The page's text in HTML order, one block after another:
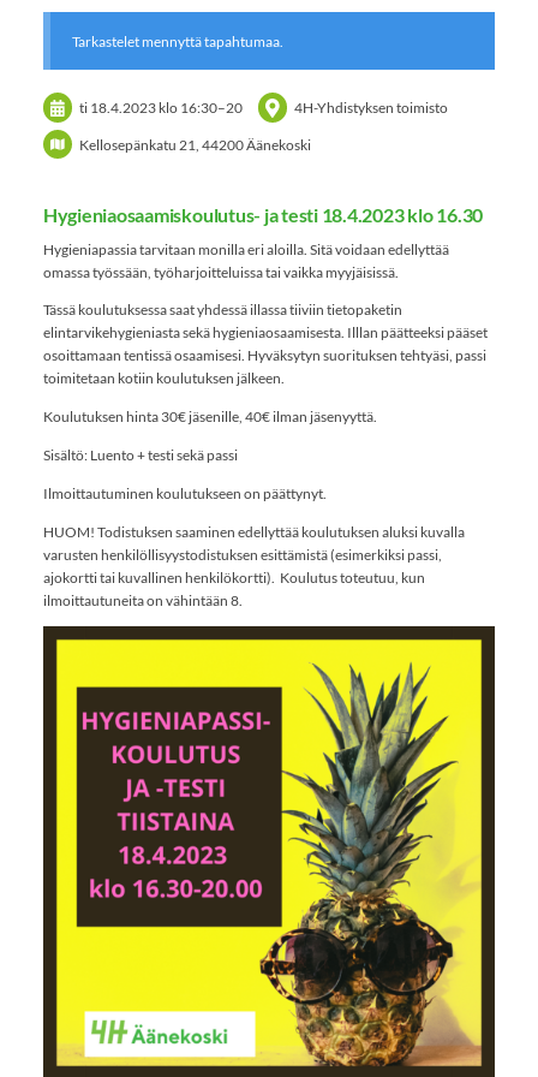
Tarkastelet mennyttä tapahtumaa.
ti 18.4.2023 klo 16:30–20 4H-Yhdistyksen toimisto
Kellosepänkatu 21, 44200 Äänekoski
Hygieniaosaamiskoulutus- ja testi 18.4.2023 klo 16.30
Hygieniapassia tarvitaan monilla eri aloilla. Sitä voidaan edellyttää
omassa työssään, työharjoitteluissa tai vaikka myyjäisissä.
Tässä koulutuksessa saat yhdessä illassa tiiviin tietopaketin
elintarvikehygieniasta sekä hygieniaosaamisesta. Illlan päätteeksi pääset
osoittamaan tentissä osaamisesi. Hyväksytyn suorituksen tehtyäsi, passi
toimitetaan kotiin koulutuksen jälkeen.
Koulutuksen hinta 30€ jäsenille, 40€ ilman jäsenyyttä.
Sisältö: Luento + testi sekä passi
Ilmoittautuminen koulutukseen on päättynyt.
HUOM! Todistuksen saaminen edellyttää koulutuksen aluksi kuvalla
varusten henkilöllisyystodistuksen esittämistä (esimerkiksi passi,
ajokortti tai kuvallinen henkilökortti). Koulutus toteutuu, kun
ilmoittautuneita on vähintään 8.